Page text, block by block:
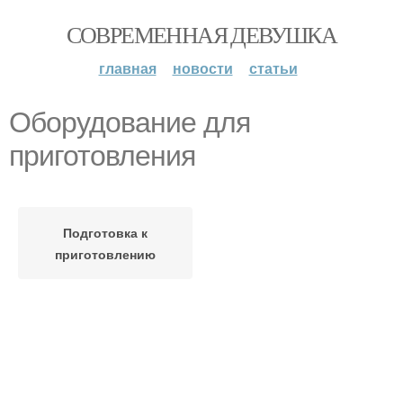
СОВРЕМЕННАЯ ДЕВУШКА
главная новости статьи
Оборудование для
приготовления
Подготовка к
приготовлению